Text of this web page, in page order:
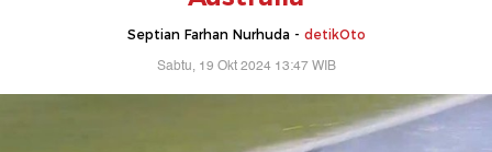
Septian Farhan Nurhuda - detikOto
Sabtu, 19 Okt 2024 13:47 WIB